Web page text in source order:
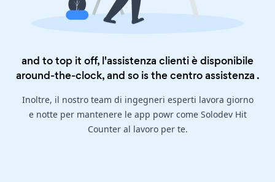
and to top it off, l'assistenza clienti è disponibile
around-the-clock, and so is thecentro assistenza .
Inoltre, il nostro team di ingegneri esperti lavora giorno
e notte per mantenere le app powr come Solodev Hit
Counter al lavoro per te.